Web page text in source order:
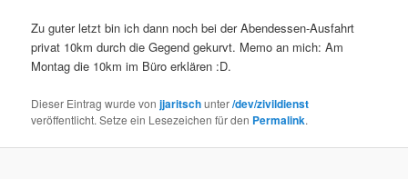
Zu guter letzt bin ich dann noch bei der Abendessen-Ausfahrt
privat 10km durch die Gegend gekurvt. Memo an mich: Am
Montag die 10km im Büro erklären :D.
Dieser Eintrag wurde vonjjaritschunter/dev/zivildienst
veröffentlicht. Setze ein Lesezeichen für den Permalink.